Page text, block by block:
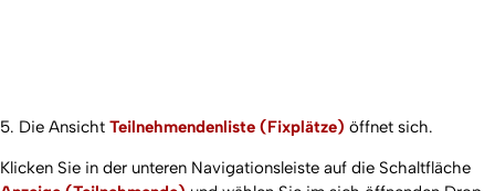
5. Die Ansicht Teilnehmendenliste (Fixplätze) öffnet sich.
Klicken Sie in der unteren Navigationsleiste auf die Schaltfläche